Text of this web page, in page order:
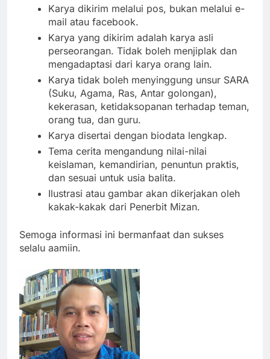
Karya dikirim melalui pos, bukan melalui e-
mail atau facebook.
Karya yang dikirim adalah karya asli
perseorangan. Tidak boleh menjiplak dan
mengadaptasi dari karya orang lain.
Karya tidak boleh menyinggung unsur SARA
(Suku, Agama, Ras, Antar golongan),
kekerasan, ketidaksopanan terhadap teman,
orang tua, dan guru.
Karya disertai dengan biodata lengkap.
Tema cerita mengandung nilai-nilai
keislaman, kemandirian, penuntun praktis,
dan sesuai untuk usia balita.
Ilustrasi atau gambar akan dikerjakan oleh
kakak-kakak dari Penerbit Mizan.
Semoga informasi ini bermanfaat dan sukses
selalu aamiin.